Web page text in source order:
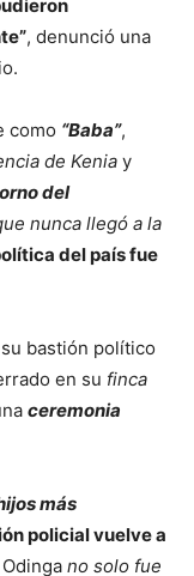
, denunció una
como “Baba”,
de Kenia y
del
nunca llegó a la
del país fue
bastión político
en su finca
ceremonia
más
policial vuelve a
no solo fue